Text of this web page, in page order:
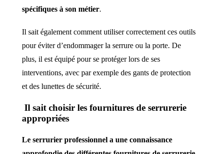
spécifiques à son métier.
Il sait également comment utiliser correctement ces outils
pour éviter d’endommager la serrure ou la porte. De
plus, il est équipé pour se protéger lors de ses
interventions, avec par exemple des gants de protection
et des lunettes de sécurité.
Il sait choisir les fournitures de serrurerie
appropriées
Le serrurier professionnel a une connaissance